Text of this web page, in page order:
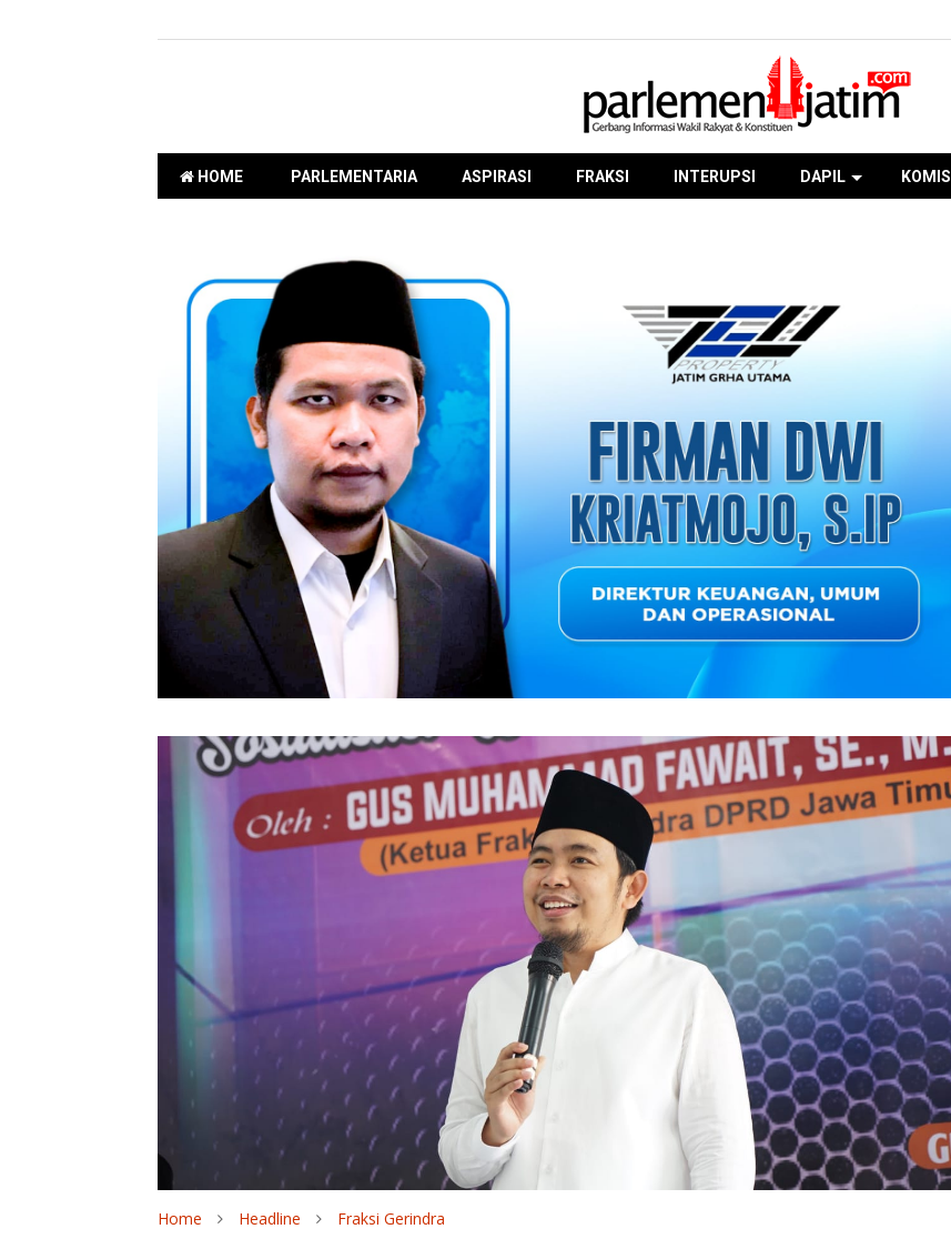
HOME PARLEMENTARIA ASPIRASI FRAKSI INTERUPSI DAPIL KOMISI
Home Headline Fraksi Gerindra